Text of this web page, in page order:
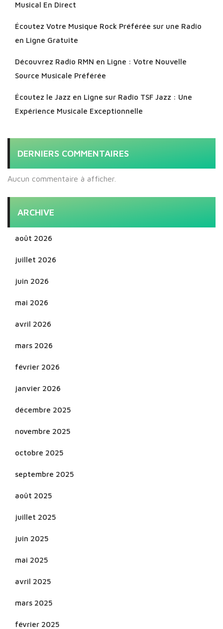
Musical En Direct
Écoutez Votre Musique Rock Préférée sur une Radio
en Ligne Gratuite
Découvrez Radio RMN en Ligne : Votre Nouvelle
Source Musicale Préférée
Écoutez le Jazz en Ligne sur Radio TSF Jazz : Une
Expérience Musicale Exceptionnelle
DERNIERS COMMENTAIRES
Aucun commentaire à afficher.
ARCHIVE
août 2026
juillet 2026
juin 2026
mai 2026
avril 2026
mars 2026
février 2026
janvier 2026
décembre 2025
novembre 2025
octobre 2025
septembre 2025
août 2025
juillet 2025
juin 2025
mai 2025
avril 2025
mars 2025
février 2025